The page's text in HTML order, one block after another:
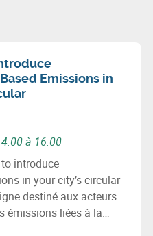
Emissions in
à 16:00
to introduce
in your city’s circular
destiné aux acteurs
émissions liées à la